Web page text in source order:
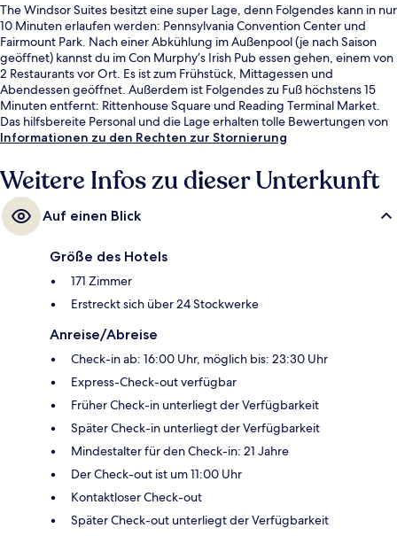
The Windsor Suites besitzt eine super Lage, denn Folgendes kann in nur
10 Minuten erlaufen werden: Pennsylvania Convention Center und
Fairmount Park. Nach einer Abkühlung im Außenpool (je nach Saison
geöffnet) kannst du im Con Murphy’s Irish Pub essen gehen, einem von
2 Restaurants vor Ort. Es ist zum Frühstück, Mittagessen und
Abendessen geöffnet. Außerdem ist Folgendes zu Fuß höchstens 15
Minuten entfernt: Rittenhouse Square und Reading Terminal Market.
Das hilfsbereite Personal und die Lage erhalten tolle Bewertungen von
anderen Reisenden. Die öffentlichen Verkehrsmittel sind nur einen
zur Straßenbahnhaltestelle 15th St. 6 Minuten.
Informationen zu den Rechten zur Stornierung
Weitere Infos zu dieser Unterkunft
Auf einen Blick
Größe des Hotels
171 Zimmer
Erstreckt sich über 24 Stockwerke
Anreise/Abreise
Check-in ab: 16:00 Uhr, möglich bis: 23:30 Uhr
Express-Check-out verfügbar
Früher Check-in unterliegt der Verfügbarkeit
Später Check-in unterliegt der Verfügbarkeit
Mindestalter für den Check-in: 21 Jahre
Der Check-out ist um 11:00 Uhr
Kontaktloser Check-out
Später Check-out unterliegt der Verfügbarkeit